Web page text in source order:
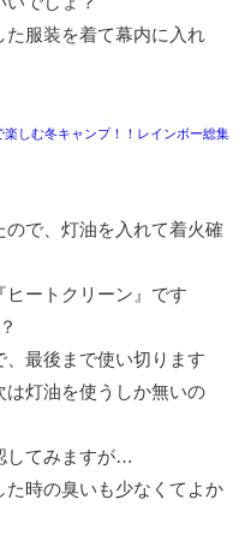
服装を着て幕内に入れ
しむ冬キャンプ！！レインボー総集
で、灯油を入れて着火確
ートクリーン』です
最後まで使い切ります
は灯油を使うしか無いの
してみますが…
時の臭いも少なくてよか